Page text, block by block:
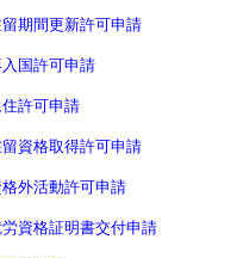
期間更新許可申請
国許可申請
許可申請
資格取得許可申請
格外活動許可申請
資格証明書交付申請